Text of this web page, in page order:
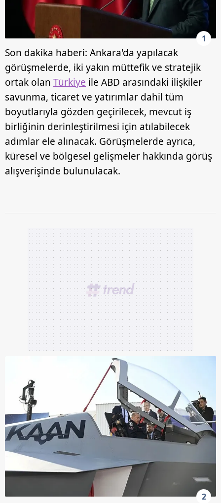
1
Son dakika haberi: Ankara'da yapılacak
görüşmelerde, iki yakın müttefik ve stratejik
ortak olan Türkiye ile ABD arasındaki ilişkiler
savunma, ticaret ve yatırımlar dahil tüm
boyutlarıyla gözden geçirilecek, mevcut iş
birliğinin derinleştirilmesi için atılabilecek
adımlar ele alınacak. Görüşmelerde ayrıca,
küresel ve bölgesel gelişmeler hakkında görüş
alışverişinde bulunulacak.
2